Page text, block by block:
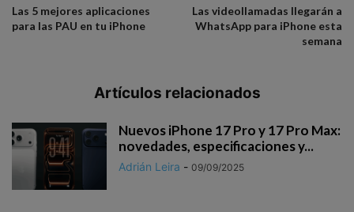
Las 5 mejores aplicaciones
para las PAU en tu iPhone
Las videollamadas llegarán a
WhatsApp para iPhone esta
semana
Artículos relacionados
Nuevos iPhone 17 Pro y 17 Pro Max:
novedades, especificaciones y...
Adrián Leira - 09/09/2025